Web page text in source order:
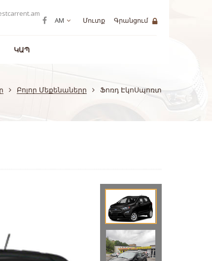
AM Մուտք Գրանցում
ԿԱՊ
Բոլոր Մեքենաները Ֆոռդ ԷկոՍպոռտ